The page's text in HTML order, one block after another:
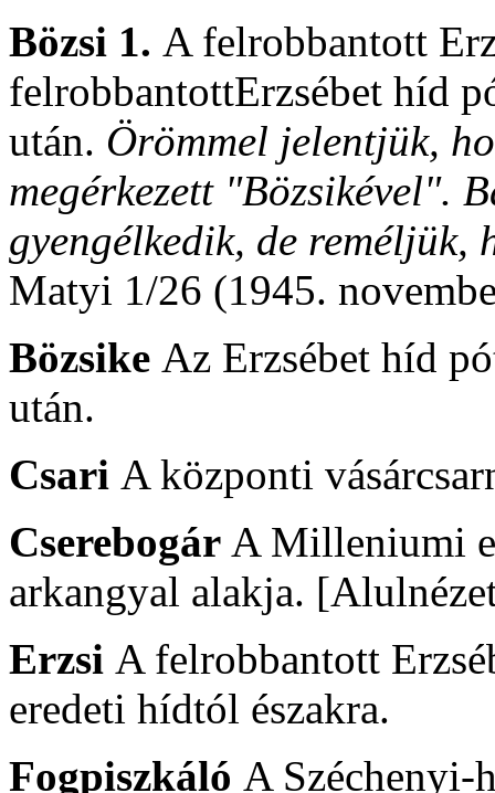
Bözsi 1. A felrobbantott
felrobbantottErzsébet híd
után. Örömmel jelentjük,
megérkezett "Bözsikével".
gyengélkedik, de
Matyi 1/26 (1945.
Bözsike Az Erzsébet híd
után.
Csari A központi
Cserebogár A Milleniumi
arkangyal alakja.
Erzsi A felrobbantott
eredeti hídtól északra.
Fogpiszkáló A Széchenyi-